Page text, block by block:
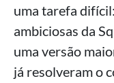
uma tarefa
ambiciosas da
uma versão
já resolveram o